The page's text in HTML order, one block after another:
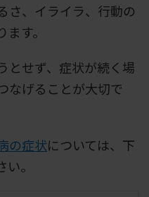
さ、イライラ、行動の
す。
とせず、症状が続く場
なげることが大切で
の症状については、下
。